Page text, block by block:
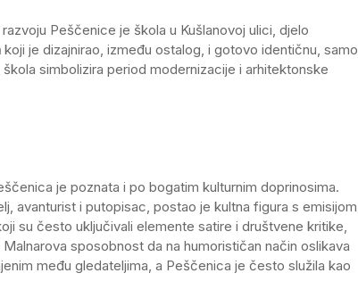
Peščenice je škola u Kušlanovoj ulici, djelo
koji je dizajnirao, između ostalog, i gotovo identičnu, samo
simbolizira period modernizacije i arhitektonske
je poznata i po bogatim kulturnim doprinosima.
avanturist i putopisac, postao je kultna figura s emisijom
su često uključivali elemente satire i društvene kritike,
sposobnost da na humorističan način oslikava
među gledateljima, a Peščenica je često služila kao